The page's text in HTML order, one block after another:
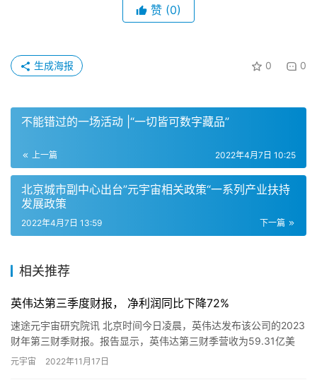
赞 (0)
0 0
生成海报
不能错过的一场活动 |“一切皆可数字藏品”
上一篇 2022年4月7日 10:25
北京城市副中心出台”元宇宙相关政策“一系列产业扶持
发展政策
下一篇
2022年4月7日 13:59
相关推荐
英伟达第三季度财报， 净利润同比下降72%
速途元宇宙研究院讯 北京时间今日凌晨，英伟达发布该公司的2023
财年第三财季财报。报告显示，英伟达第三财季营收为59.31亿美
元，与上年同期的71.03亿美元相比下降17%，与上一…
元宇宙 2022年11月17日